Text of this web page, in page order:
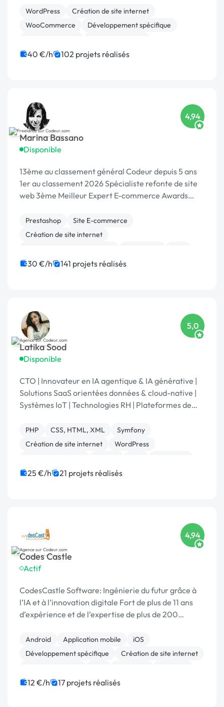
WordPress
Création de site internet
WooCommerce
Développement spécifique
CSS, HTML, XML
Maintenance
40 €/h 102 projets réalisés
Marina Bassano
Disponible
4,94
13ème au classement général Codeur depuis 5 ans
1er au classement 2026 Spécialiste refonte de site
web 3ème Meilleur Expert E-commerce Awards
2024
Prestashop
Site E-commerce
Création de site internet
SEO / GEO
CSS, HTML, XML
30 €/h 141 projets réalisés
Latika Sood
Disponible
5,0
CTO | Innovateur en IA agentique & IA générative |
Solutions SaaS orientées données & cloud-native |
Systèmes IoT | Technologies RH | Plateformes de
PHP CSS, HTML, XML
Symfony
Création de site internet
WordPress
Gestion de projet
25 €/h 21 projets réalisés
Codes Castle
Actif
4,94
CodesCastle Software: Ingénierie du futur grâce à
l’IA et à l’innovation digitale Fort de plus de 11 ans
d’expérience et de l’expertise de plus de 200
Android Application mobile
iOS
Développement spécifique
Création de site internet
SaaS
12 €/h 17 projets réalisés